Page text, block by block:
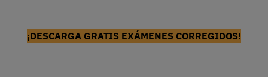
¡DESCARGA GRATIS EXÁMENES CORREGIDOS!